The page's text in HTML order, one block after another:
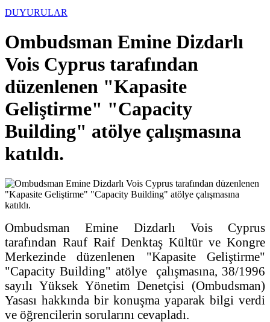
DUYURULAR
Ombudsman Emine Dizdarlı
Vois Cyprus tarafından
düzenlenen "Kapasite
Geliştirme" "Capacity
Building" atölye çalışmasına
katıldı.
Ombudsman Emine Dizdarlı Vois Cyprus
tarafından Rauf Raif Denktaş Kültür ve Kongre
Merkezinde düzenlenen "Kapasite Geliştirme"
"Capacity Building" atölye çalışmasına, 38/1996
sayılı Yüksek Yönetim Denetçisi (Ombudsman)
Yasası hakkında bir konuşma yaparak bilgi verdi
ve öğrencilerin sorularını cevapladı.